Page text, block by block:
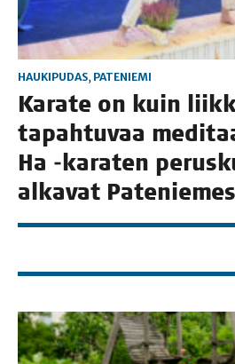
HAUKIPUDAS, PATENIEMI
Kara­te on kuin
tapah­tu­vaa
Ha ‑kara­ten
alka­vat